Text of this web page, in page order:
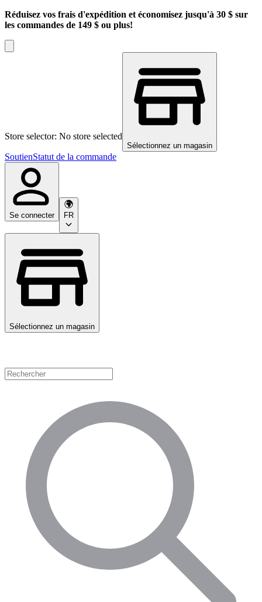
Réduisez vos frais d'expédition et économisez jusqu'à 30 $ sur
les commandes de 149 $ ou plus!
Store selector: No store selected
Sélectionnez un magasin
SoutienStatut de la commande
Se connecter FR
Sélectionnez un magasin